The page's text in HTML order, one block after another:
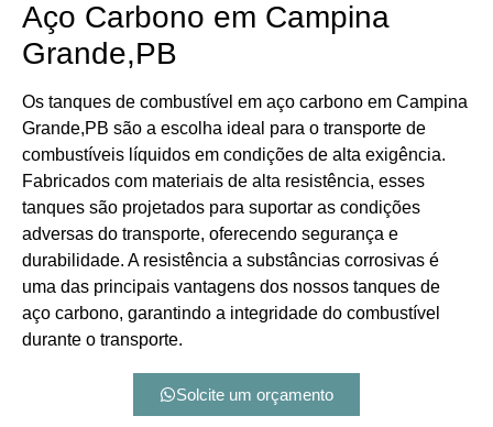
Aço Carbono em Campina
Grande,PB
Os tanques de combustível em aço carbono em Campina
Grande,PB são a escolha ideal para o transporte de
combustíveis líquidos em condições de alta exigência.
Fabricados com materiais de alta resistência, esses
tanques são projetados para suportar as condições
adversas do transporte, oferecendo segurança e
durabilidade. A resistência a substâncias corrosivas é
uma das principais vantagens dos nossos tanques de
aço carbono, garantindo a integridade do combustível
durante o transporte.
Solcite um orçamento